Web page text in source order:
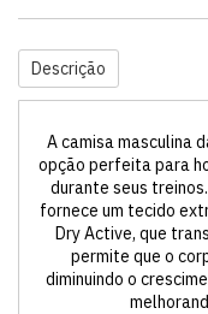
Descrição
A camisa masculina
opção perfeita para
durante seus
fornece um tecido
Dry Active, que
permite que o
diminuindo o